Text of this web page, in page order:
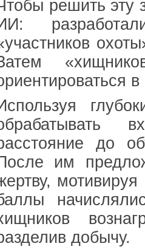
решить эту
до
им
добычу.